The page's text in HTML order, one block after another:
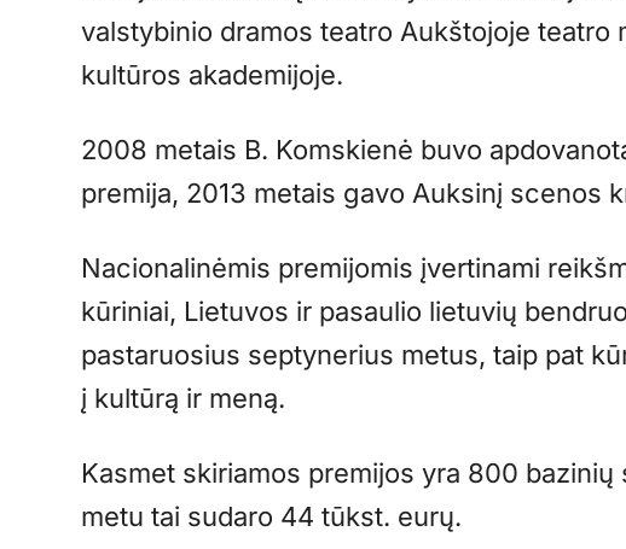
valstybinio dramos teatro Aukštojoje teatro
kultūros akademijoje.
2008 metais B. Komskienė buvo
premija, 2013 metais gavo Auksinį scenos
Nacionalinėmis premijomis įvertinami
kūriniai, Lietuvos ir pasaulio lietuvių
pastaruosius septynerius metus, taip pat
į kultūrą ir meną.
Kasmet skiriamos premijos yra 800
metu tai sudaro 44 tūkst. eurų.